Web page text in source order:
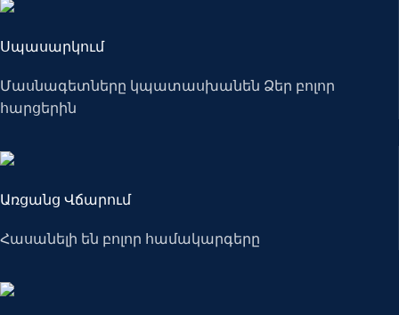
Սպասարկում
Մասնագետները կպատասխանեն Ձեր բոլոր
հարցերին
Առցանց Վճարում
Հասանելի են բոլոր համակարգերը